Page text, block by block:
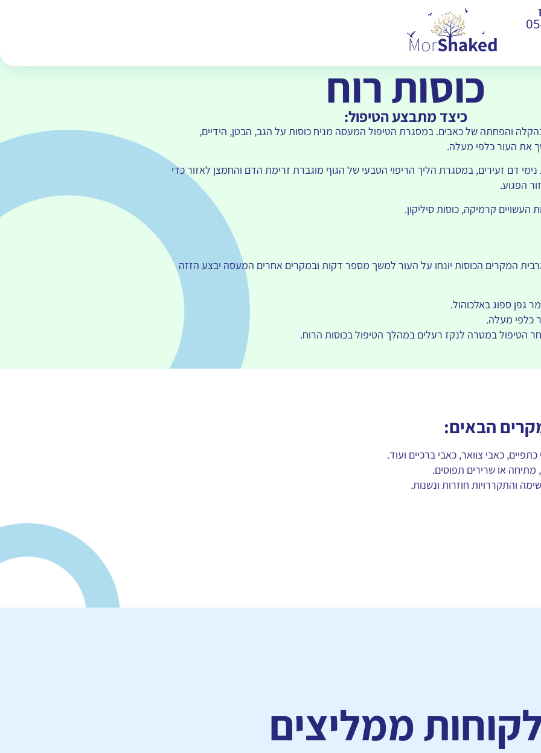
כוסות רוח
כיצד מתבצע הטיפול:
והפחתה של כאבים. במסגרת הטיפול המעסה מניח כוסות על הגב, הבטן, הידיים,
את העור כלפי מעלה.
דם זעירים, במסגרת הליך הריפוי הטבעי של הגוף מוגברת זרימת הדם והחמצן לאזור כדי
הפגוע.
קרמיקה, כוסות סיליקון.
המקרים הכוסות יונחו על העור למשך מספר דקות ובמקרים אחרים המעסה יבצע הזזה
גפן ספוג באלכוהול.
כלפי מעלה.
במטרה לנקז רעלים במהלך הטיפול בכוסות הרוח.
הבאים:
כאבי צוואר, כאבי ברכיים ועוד.
מתיחה או שרירים תפוסים.
והתקררויות חוזרות ונשנות.
ממליצים